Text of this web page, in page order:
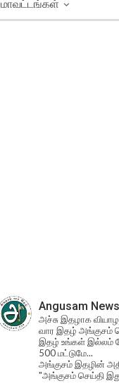
மாவட்டங்கள்
Angusam News
அச்சு இதழாக
வார இதழ் அங்குசம்
இதழ் உங்கள் இல்லம்
500 மட்டுமே...
அங்குசம் இதழின்
"அங்குசம் செய்தி